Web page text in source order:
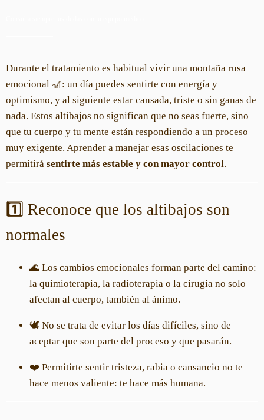
Durante el tratamiento es habitual vivir una montaña rusa
emocional 🎢: un día puedes sentirte con energía y
optimismo, y al siguiente estar cansada, triste o sin ganas de
nada. Estos altibajos no significan que no seas fuerte, sino
que tu cuerpo y tu mente están respondiendo a un proceso
muy exigente. Aprender a manejar esas oscilaciones te
permitirá sentirte más estable y con mayor control.
1️⃣ Reconoce que los altibajos son
normales
🌊 Los cambios emocionales forman parte del camino:
la quimioterapia, la radioterapia o la cirugía no solo
afectan al cuerpo, también al ánimo.
🕊️ No se trata de evitar los días difíciles, sino de
aceptar que son parte del proceso y que pasarán.
❤️ Permitirte sentir tristeza, rabia o cansancio no te
hace menos valiente: te hace más humana.